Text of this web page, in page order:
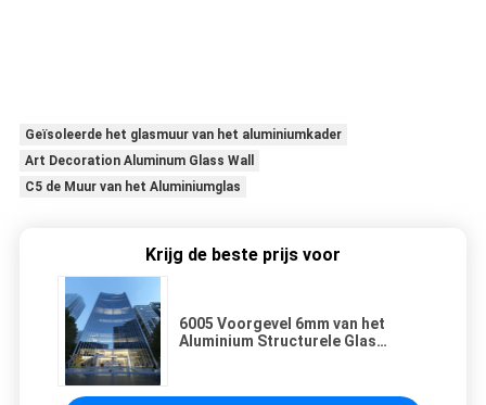
Geïsoleerde het glasmuur van het aluminiumkader
Art Decoration Aluminum Glass Wall
C5 de Muur van het Aluminiumglas
Krijg de beste prijs voor
6005 Voorgevel 6mm van het
Aluminium Structurele Glas